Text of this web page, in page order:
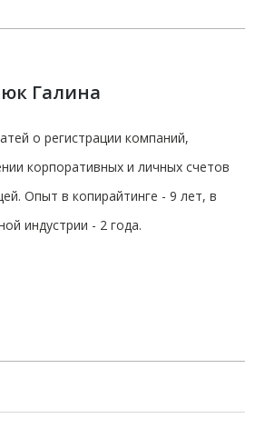
Галина
о регистрации компаний,
корпоративных и личных счетов
Опыт в копирайтинге - 9 лет, в
индустрии - 2 года.